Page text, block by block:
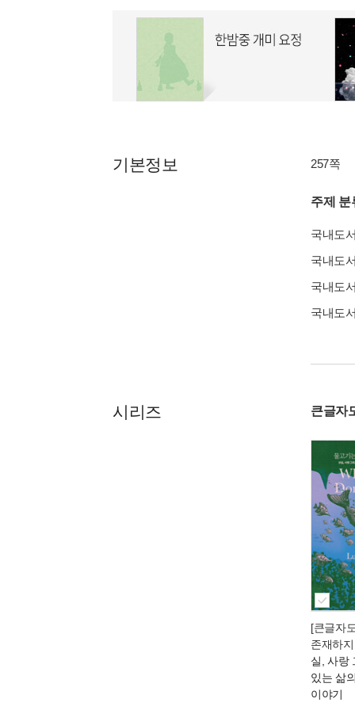
기본정보 257쪽
주제 분
국내도
국내도
국내도
국내도
시리즈 큰글자
[큰글자
존재하
실, 사랑
있는 삶
이야기